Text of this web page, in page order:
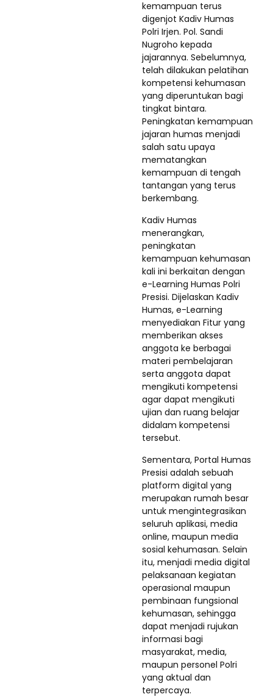
kemampuan terus
digenjot Kadiv Humas
Polri Irjen. Pol. Sandi
Nugroho kepada
jajarannya. Sebelumnya,
telah dilakukan pelatihan
kompetensi kehumasan
yang diperuntukan bagi
tingkat bintara.
Peningkatan kemampuan
jajaran humas menjadi
salah satu upaya
mematangkan
kemampuan di tengah
tantangan yang terus
berkembang.
Kadiv Humas
menerangkan,
peningkatan
kemampuan kehumasan
kali ini berkaitan dengan
e-Learning Humas Polri
Presisi. Dijelaskan Kadiv
Humas, e-Learning
menyediakan Fitur yang
memberikan akses
anggota ke berbagai
materi pembelajaran
serta anggota dapat
mengikuti kompetensi
agar dapat mengikuti
ujian dan ruang belajar
didalam kompetensi
tersebut.
Sementara, Portal Humas
Presisi adalah sebuah
platform digital yang
merupakan rumah besar
untuk mengintegrasikan
seluruh aplikasi, media
online, maupun media
sosial kehumasan. Selain
itu, menjadi media digital
pelaksanaan kegiatan
operasional maupun
pembinaan fungsional
kehumasan, sehingga
dapat menjadi rujukan
informasi bagi
masyarakat, media,
maupun personel Polri
yang aktual dan
terpercaya.